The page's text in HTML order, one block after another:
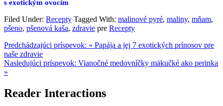
s exotickým ovocím
Filed Under: Recepty Tagged With: malinové pyré, maliny, mňam,
pšeno, pšenová kaša, zdravie pre Recepty
Predchádzajúci príspevok: « Papája a jej 7 exotických prínosov pre
naše zdravie
Nasledujúci príspevok: Vianočné medovníčky mäkučké ako perinka
»
Reader Interactions